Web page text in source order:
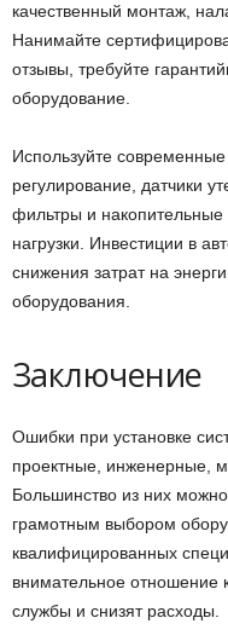
качественный монтаж,
Нанимайте
отзывы, требуйте
оборудование.
Используйте
регулирование, датчики
фильтры и накопительные
нагрузки. Инвестиции в
снижения затрат на
оборудования.
Заключение
Ошибки при установке
проектные, инженерные,
Большинство из них
грамотным выбором
квалифицированных
внимательное отношение
службы и снизят расходы.